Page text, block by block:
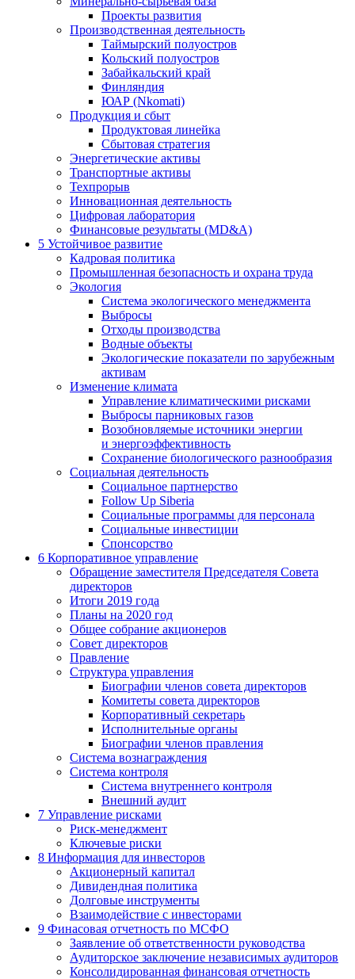
Проекты развития
Производственная деятельность
Таймырский полуостров
Кольский полуостров
Забайкальский край
Финляндия
ЮАР (Nkomati)
Продукция и сбыт
Продуктовая линейка
Сбытовая стратегия
Энергетические активы
Транспортные активы
Техпрорыв
Инновационная деятельность
Цифровая лаборатория
Финансовые результаты (MD&A)
5 Устойчивое развитие
Кадровая политика
Промышленная безопасность и охрана труда
Экология
Система экологического менеджмента
Выбросы
Отходы производства
Водные объекты
Экологические показатели по зарубежным
активам
Изменение климата
Управление климатическими рисками
Выбросы парниковых газов
Возобновляемые источники энергии
и энергоэффективность
Сохранение биологического разнообразия
Социальная деятельность
Социальное партнерство
Follow Up Siberia
Социальные программы для персонала
Социальные инвестиции
Спонсорство
6 Корпоративное управление
Обращение заместителя Председателя Совета
директоров
Итоги 2019 года
Планы на 2020 год
Общее собрание акционеров
Совет директоров
Правление
Структура управления
Биографии членов совета директоров
Комитеты совета директоров
Корпоративный секретарь
Исполнительные органы
Биографии членов правления
Система вознаграждения
Система контроля
Система внутреннего контроля
Внешний аудит
7 Управление рисками
Риск-менеджмент
Ключевые риски
8 Информация для инвесторов
Акционерный капитал
Дивидендная политика
Долговые инструменты
Взаимодействие с инвеcторами
9 Финасовая отчетность по МСФО
Заявление об ответственности руководства
Аудиторское заключение независимых аудиторов
Консолидированная финансовая отчетность